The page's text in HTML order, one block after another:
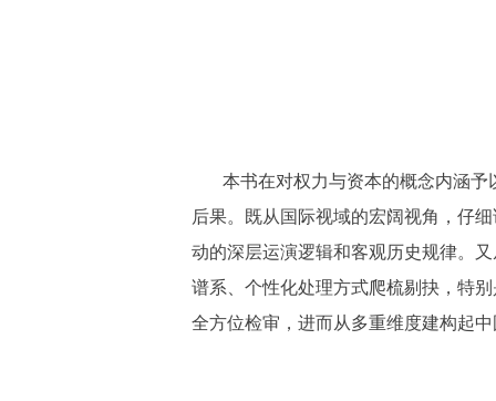
本书在对权力与资本的概念内涵
后果。既从国际视域的宏阔视角，仔
动的深层运演逻辑和客观历史规律。
谱系、个性化处理方式爬梳剔抉，特
全方位检审，进而从多重维度建构起